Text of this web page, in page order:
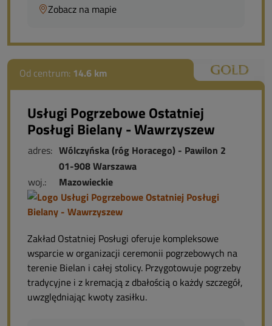
Zobacz na mapie
Od centrum: 14.6 km
Usługi Pogrzebowe Ostatniej
Posługi Bielany - Wawrzyszew
adres: Wólczyńska (róg Horacego) - Pawilon 2
01-908 Warszawa
woj.:
Mazowieckie
Zakład Ostatniej Posługi oferuje kompleksowe
wsparcie w organizacji ceremonii pogrzebowych na
terenie Bielan i całej stolicy. Przygotowuje pogrzeby
tradycyjne i z kremacją z dbałością o każdy szczegół,
uwzględniając kwoty zasiłku.